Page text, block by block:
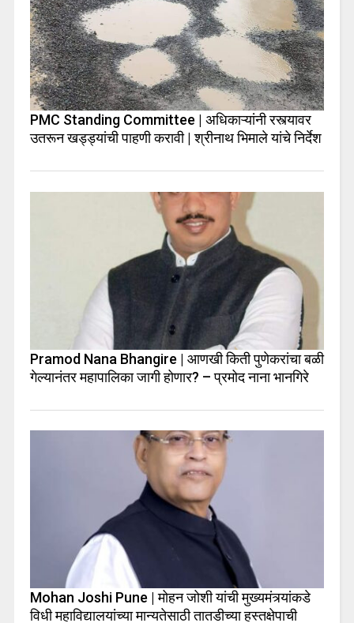
PMC Standing Committee | अधिकाऱ्यांनी रस्त्यावर
उतरून खड्ड्यांची पाहणी करावी | श्रीनाथ भिमाले यांचे निर्देश
Pramod Nana Bhangire | आणखी किती पुणेकरांचा बळी
गेल्यानंतर महापालिका जागी होणार? – प्रमोद नाना भानगिरे
Mohan Joshi Pune | मोहन जोशी यांची मुख्यमंत्र्यांकडे
विधी महाविद्यालयांच्या मान्यतेसाठी तातडीच्या हस्तक्षेपाची